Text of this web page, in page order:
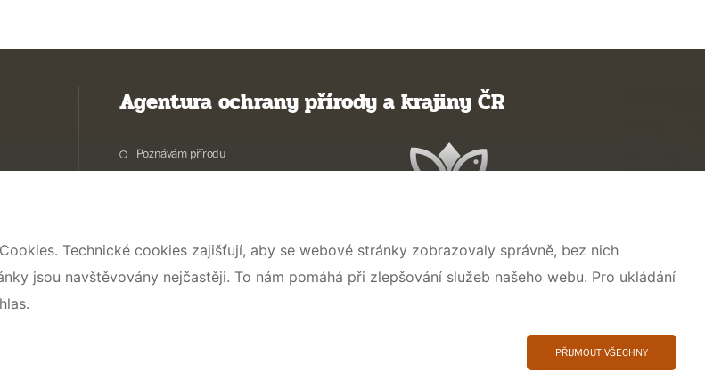
Agentura ochrany přírody a krajiny ČR
Poznávám přírodu
Dokumentujeme přírodu
O nás
Technické cookies zajišťují, aby se webové stránky zobrazovaly správně, bez nich
jsou navštěvovány nejčastěji. To nám pomáhá při zlepšování služeb našeho webu. Pro ukládání
PŘIJMOUT VŠECHNY